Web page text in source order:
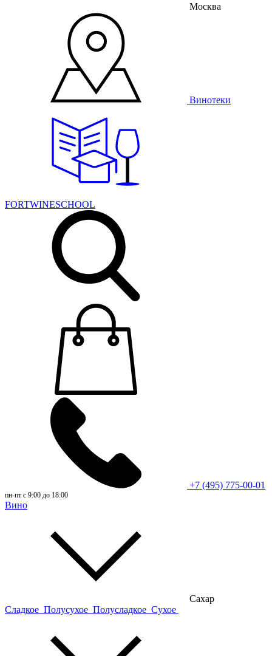
Москва
Винотеки
FORTWINESCHOOL
+7 (495) 775-00-01
пн-пт с 9:00 до 18:00
Вино
Сахар
Сладкое Полусухое Полусладкое Сухое